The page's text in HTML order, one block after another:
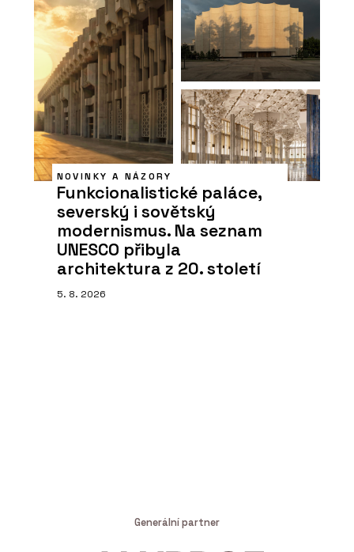
NOVINKY A NÁZORY
Funkcionalistické paláce,
severský i sovětský
modernismus. Na seznam
UNESCO přibyla
architektura z 20. století
5. 8. 2026
Generální partner